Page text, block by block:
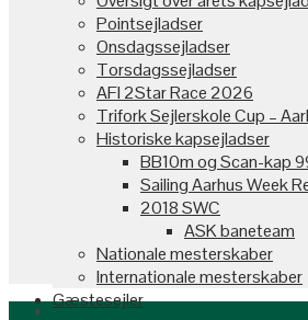
Pointsejladser
Onsdagssejladser
Torsdagssejladser
AFI 2Star Race 2026
Trifork Sejlerskole Cup –
Historiske kapsejladser
BB10m og Scan-kap
Sailing Aarhus Week
2018 SWC
ASK baneteam
Nationale mesterskaber
Internationale mesterskaber
Gæstesejler